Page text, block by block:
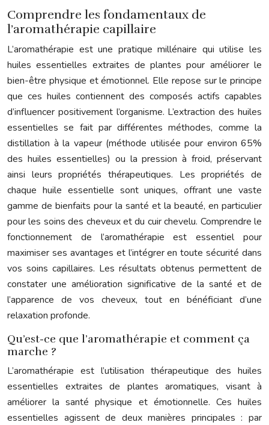
Comprendre les fondamentaux de
l’aromathérapie capillaire
L’aromathérapie est une pratique millénaire qui utilise les
huiles essentielles extraites de plantes pour améliorer le
bien-être physique et émotionnel. Elle repose sur le principe
que ces huiles contiennent des composés actifs capables
d’influencer positivement l’organisme. L’extraction des huiles
essentielles se fait par différentes méthodes, comme la
distillation à la vapeur (méthode utilisée pour environ 65%
des huiles essentielles) ou la pression à froid, préservant
ainsi leurs propriétés thérapeutiques. Les propriétés de
chaque huile essentielle sont uniques, offrant une vaste
gamme de bienfaits pour la santé et la beauté, en particulier
pour les soins des cheveux et du cuir chevelu. Comprendre le
fonctionnement de l’aromathérapie est essentiel pour
maximiser ses avantages et l’intégrer en toute sécurité dans
vos soins capillaires. Les résultats obtenus permettent de
constater une amélioration significative de la santé et de
l’apparence de vos cheveux, tout en bénéficiant d’une
relaxation profonde.
Qu’est-ce que l’aromathérapie et comment ça
marche ?
L’aromathérapie est l’utilisation thérapeutique des huiles
essentielles extraites de plantes aromatiques, visant à
améliorer la santé physique et émotionnelle. Ces huiles
essentielles agissent de deux manières principales : par